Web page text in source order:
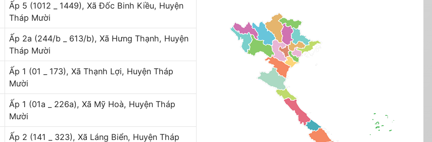
Ấp 5 (1012 _ 1449), Xã Đốc Binh Kiều, Huyện
Tháp Mười
Ấp 2a (244/b _ 613/b), Xã Hưng Thạnh, Huyện
Tháp Mười
Ấp 1 (01 _ 173), Xã Thạnh Lợi, Huyện Tháp
Mười
Ấp 1 (01a _ 226a), Xã Mỹ Hoà, Huyện Tháp
Mười
Ấp 2 (141 _ 323), Xã Láng Biển, Huyện Tháp